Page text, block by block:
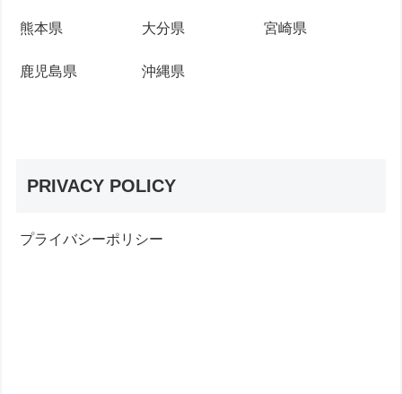
熊本県 大分県 宮崎県
鹿児島県 沖縄県
PRIVACY POLICY
プライバシーポリシー